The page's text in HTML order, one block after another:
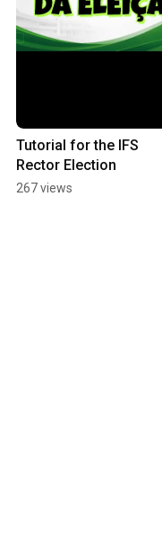
Tutorial for the IFS
Rector Election
267 views